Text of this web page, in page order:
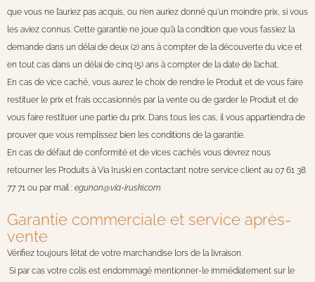
que vous ne l’auriez pas acquis, ou n’en auriez donné qu’un moindre prix, si vous
les aviez connus. Cette garantie ne joue qu’à la condition que vous fassiez la
demande dans un délai de deux (2) ans à compter de la découverte du vice et
en tout cas dans un délai de cinq (5) ans à compter de la date de l’achat.
En cas de vice caché, vous aurez le choix de rendre le Produit et de vous faire
restituer le prix et frais occasionnés par la vente ou de garder le Produit et de
vous faire restituer une partie du prix. Dans tous les cas, il vous appartiendra de
prouver que vous remplissez bien les conditions de la garantie.
En cas de défaut de conformité et de vices cachés vous devrez nous
retourner les Produits à Via Iruski en contactant notre service client au 07 61 38
77 71 ou par mail : egunon@via-iruski.com.
Garantie commerciale et service après-
vente
Vérifiez toujours l’état de votre marchandise lors de la livraison.
Si par cas votre colis est endommagé mentionner-le immédiatement sur le